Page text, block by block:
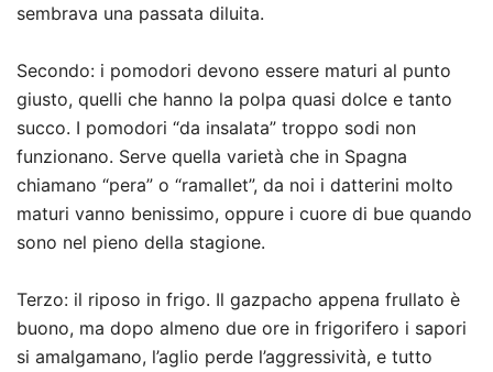
sembrava una passata diluita.
Secondo: i pomodori devono essere maturi al punto
giusto, quelli che hanno la polpa quasi dolce e tanto
succo. I pomodori “da insalata” troppo sodi non
funzionano. Serve quella varietà che in Spagna
chiamano “pera” o “ramallet”, da noi i datterini molto
maturi vanno benissimo, oppure i cuore di bue quando
sono nel pieno della stagione.
Terzo: il riposo in frigo. Il gazpacho appena frullato è
buono, ma dopo almeno due ore in frigorifero i sapori
si amalgamano, l’aglio perde l’aggressività, e tutto